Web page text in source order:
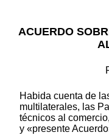
ACUERDO
Habida cuenta de
multilaterales, las
técnicos al
y «presente